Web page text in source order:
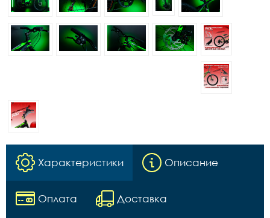
Характеристики Описание
Оплата Доставка